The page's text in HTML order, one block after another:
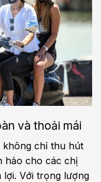
và thoải mái
không chỉ thu hút
hảo cho các chị
lợi. Với trọng lượng